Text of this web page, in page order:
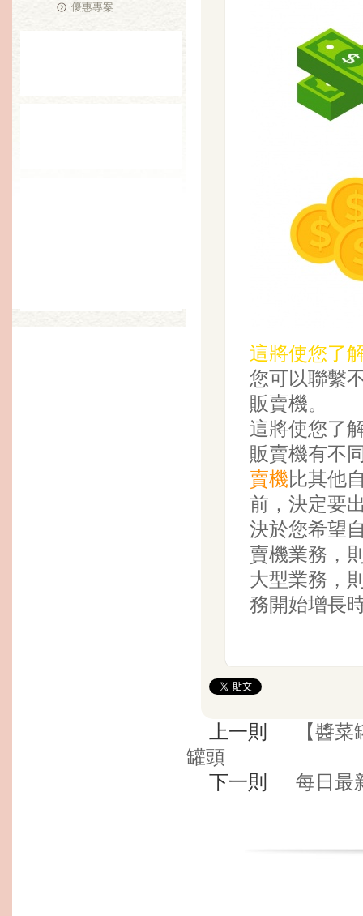
優惠專案
這將使您了
您可以聯繫
販賣機。
這將使您了
販賣機有不
賣機比其他
前，決定要
決於您希望
賣機業務，
大型業務，
務開始增長
上一則
【醬
罐頭
下一則
每日最